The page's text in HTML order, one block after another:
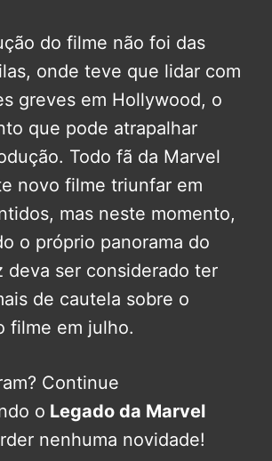
do filme não foi das
onde teve que lidar com
greves em Hollywood, o
que pode atrapalhar
Todo fã da Marvel
novo filme triunfar em
mas neste momento,
o próprio panorama do
deva ser considerado ter
de cautela sobre o
filme em julho.
Continue
o Legado da Marvel
nenhuma novidade!